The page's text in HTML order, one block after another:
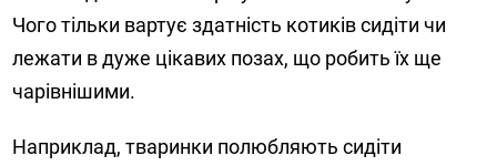
Чого тільки вартує здатність котиків сидіти чи
лежати в дуже цікавих позах, що робить їх ще
чарівнішими.
Наприклад, тваринки полюбляють сидіти